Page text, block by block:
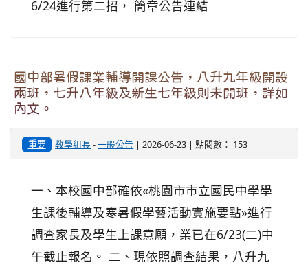
6/24進行第二招， 簡章公告連結
國中部暑假課業輔導開課公告，八升九年級開設
兩班，七升八年級及新生七年級則未開班，詳如
內文。
重要 教學組長-一般公告 | 2026-06-23 | 點閱數： 153
一、本校國中部確依«桃園市市立國民中學學
生課後輔導及寒暑假學藝活動實施要點»進行
調查家長及學生上課意願，業已在6/23(二)中
午截止報名。 二、現依照調查結果，八升九